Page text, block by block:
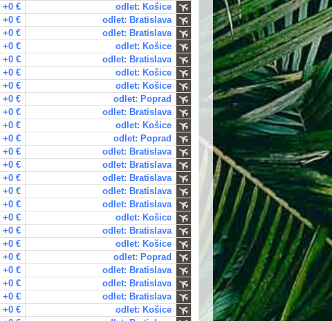
+0 €
odlet: Košice
+0 €
odlet: Bratislava
+0 €
odlet: Bratislava
+0 €
odlet: Košice
+0 €
odlet: Bratislava
+0 €
odlet: Košice
+0 €
odlet: Košice
+0 €
odlet: Poprad
+0 €
odlet: Bratislava
+0 €
odlet: Košice
+0 €
odlet: Poprad
+0 €
odlet: Bratislava
+0 €
odlet: Bratislava
+0 €
odlet: Bratislava
+0 €
odlet: Bratislava
+0 €
odlet: Bratislava
+0 €
odlet: Košice
+0 €
odlet: Bratislava
+0 €
odlet: Košice
+0 €
odlet: Poprad
+0 €
odlet: Bratislava
+0 €
odlet: Bratislava
+0 €
odlet: Bratislava
+0 €
odlet: Košice